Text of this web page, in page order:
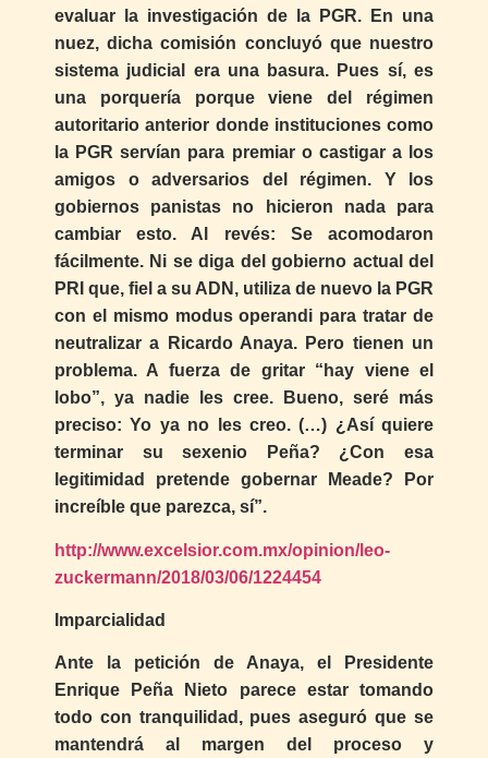
evaluar la investigación de la PGR. En una
nuez, dicha comisión concluyó que nuestro
sistema judicial era una basura. Pues sí, es
una porquería porque viene del régimen
autoritario anterior donde instituciones como
la PGR servían para premiar o castigar a los
amigos o adversarios del régimen. Y los
gobiernos panistas no hicieron nada para
cambiar esto. Al revés: Se acomodaron
fácilmente. Ni se diga del gobierno actual del
PRI que, fiel a su ADN, utiliza de nuevo la PGR
con el mismo modus operandi para tratar de
neutralizar a Ricardo Anaya. Pero tienen un
problema. A fuerza de gritar “hay viene el
lobo”, ya nadie les cree. Bueno, seré más
preciso: Yo ya no les creo. (…) ¿Así quiere
terminar su sexenio Peña? ¿Con esa
legitimidad pretende gobernar Meade? Por
increíble que parezca, sí”.
http://www.excelsior.com.mx/opinion/leo-
zuckermann/2018/03/06/1224454
Imparcialidad
Ante la petición de Anaya, el Presidente
Enrique Peña Nieto parece estar tomando
todo con tranquilidad, pues aseguró que se
mantendrá al margen del proceso y